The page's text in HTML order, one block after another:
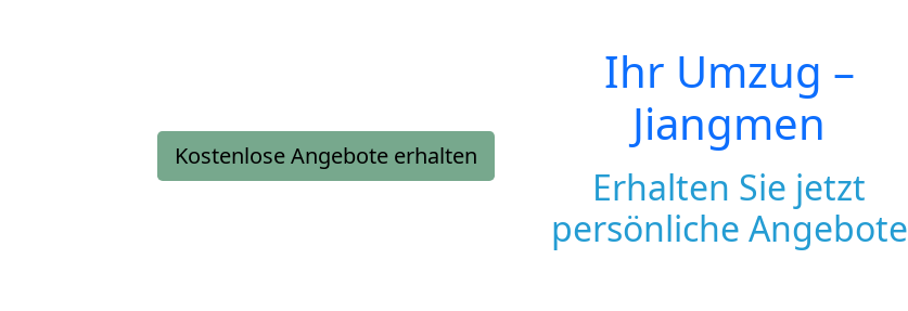
Kostenlose Angebote erhalten
Ihr Umzug –
Jiangmen
Erhalten Sie jetzt
persönliche Angebote